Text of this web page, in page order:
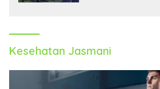
Kesehatan Jasmani